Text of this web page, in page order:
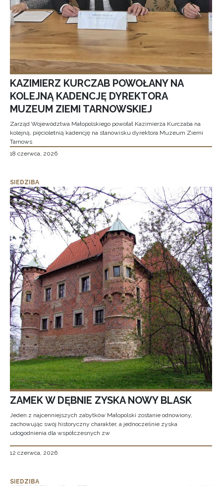
KAZIMIERZ KURCZAB POWOŁANY NA
KOLEJNĄ KADENCJĘ DYREKTORA
MUZEUM ZIEMI TARNOWSKIEJ
Zarząd Województwa Małopolskiego powołał Kazimierza Kurczaba na
kolejną, pięcioletnią kadencję na stanowisku dyrektora Muzeum Ziemi
Tarnows
18 czerwca, 2026
SIEDZIBA
ZAMEK W DĘBNIE ZYSKA NOWY BLASK
Jeden z najcenniejszych zabytków Małopolski zostanie odnowiony,
zachowując swój historyczny charakter, a jednocześnie zyska
udogodnienia dla współczesnych zw
12 czerwca, 2026
SIEDZIBA